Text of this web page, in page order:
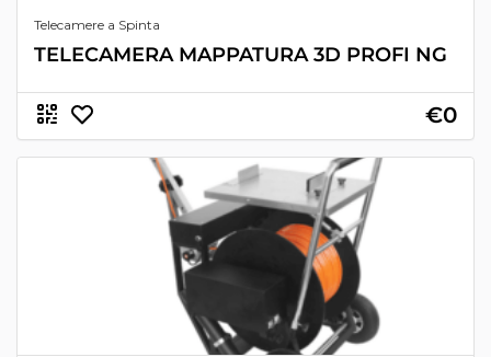
Telecamere a Spinta
TELECAMERA MAPPATURA 3D PROFI NG
€0